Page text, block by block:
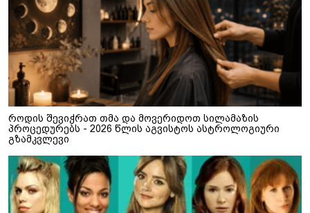
როდის შევიჭრათ თმა და მოვერიდოთ სილამაზის
პროცედურებს - 2026 წლის აგვისტოს ასტროლოგიური
გზამკვლევი